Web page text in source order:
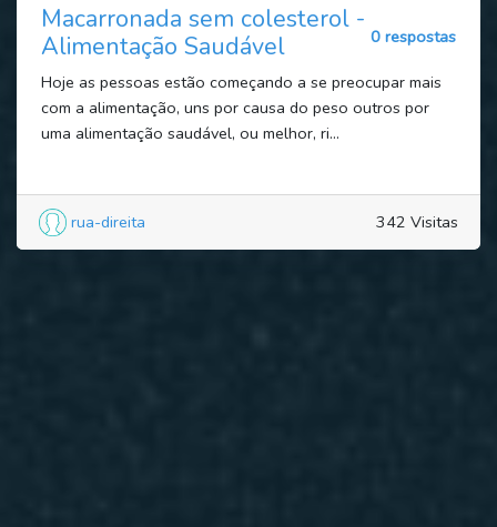
Macarronada sem colesterol -
Alimentação Saudável
0 respostas
Hoje as pessoas estão começando a se preocupar mais
com a alimentação, uns por causa do peso outros por
uma alimentação saudável, ou melhor, ri...
rua-direita 342 Visitas